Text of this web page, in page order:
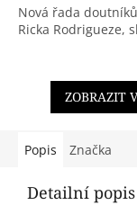
Nová řada
Ricka Rodrigueze,
ZOBRAZIT
Popis Značka
Detailní